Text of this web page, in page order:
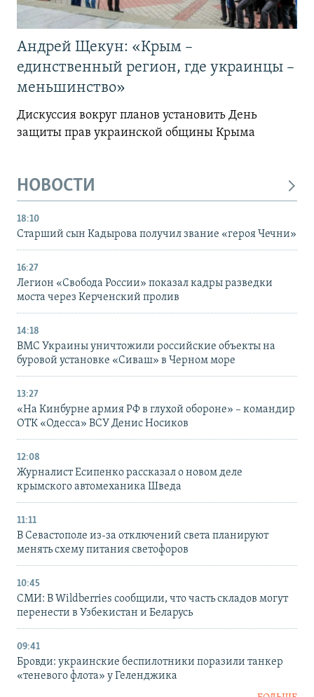
Андрей Щекун: «Крым –
единственный регион, где украинцы –
меньшинство»
Дискуссия вокруг планов установить День
защиты прав украинской общины Крыма
НОВОСТИ
18:10
Старший сын Кадырова получил звание «героя Чечни»
16:27
Легион «Свобода России» показал кадры разведки
моста через Керченский пролив
14:18
ВМС Украины уничтожили российские объекты на
буровой установке «Сиваш» в Черном море
13:27
«На Кинбурне армия РФ в глухой обороне» – командир
ОТК «Одесса» ВСУ Денис Носиков
12:08
Журналист Есипенко рассказал о новом деле
крымского автомеханика Шведа
11:11
В Севастополе из-за отключений света планируют
менять схему питания светофоров
10:45
СМИ: В Wildberries сообщили, что часть складов могут
перенести в Узбекистан и Беларусь
09:41
Бровди: украинские беспилотники поразили танкер
«теневого флота» у Геленджика